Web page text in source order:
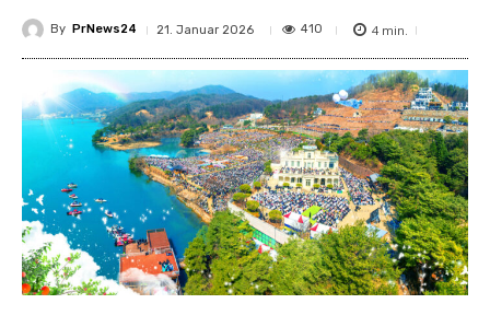
By PrNews24 21. Januar 2026 410 4 min.